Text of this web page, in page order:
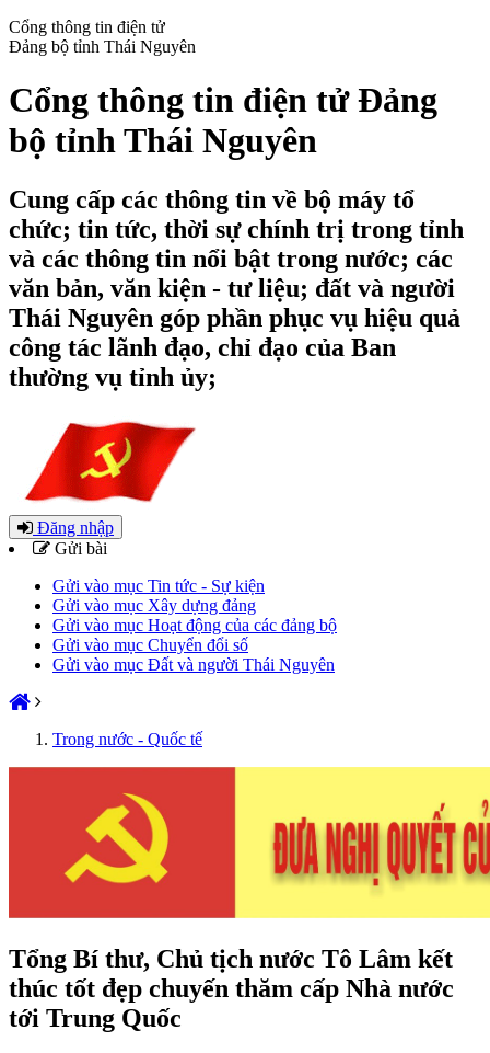
Cổng thông tin điện tử
Đảng bộ tỉnh Thái Nguyên
Cổng thông tin điện tử Đảng
bộ tỉnh Thái Nguyên
Cung cấp các thông tin về bộ máy tổ
chức; tin tức, thời sự chính trị trong tỉnh
và các thông tin nổi bật trong nước; các
văn bản, văn kiện - tư liệu; đất và người
Thái Nguyên góp phần phục vụ hiệu quả
công tác lãnh đạo, chỉ đạo của Ban
thường vụ tỉnh ủy;
Đăng nhập
Gửi bài
Gửi vào mục Tin tức - Sự kiện
Gửi vào mục Xây dựng đảng
Gửi vào mục Hoạt động của các đảng bộ
Gửi vào mục Chuyển đổi số
Gửi vào mục Đất và người Thái Nguyên
Trong nước - Quốc tế
Tổng Bí thư, Chủ tịch nước Tô Lâm kết
thúc tốt đẹp chuyến thăm cấp Nhà nước
tới Trung Quốc